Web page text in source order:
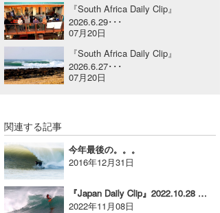
『South Africa Daily Clip』
2026.6.29･･･
07月20日
『South Africa Daily Clip』
2026.6.27･･･
07月20日
関連する記事
今年最後の。。。
2016年12月31日
『Japan Daily Clip』2022.10.28 @ Miyazaki / vol.1
2022年11月08日
喜納海人
KID
KOBU
KY
mitz
OYZ
S.K
Soulman